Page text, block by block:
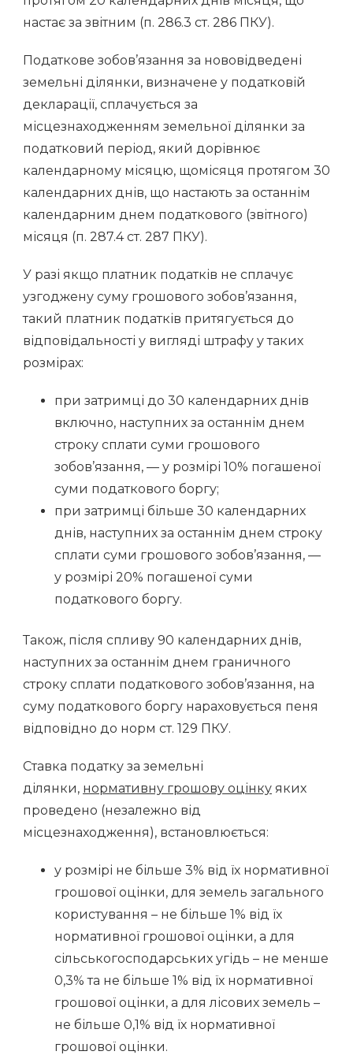
настає за звітним (п. 286.3 ст. 286 ПКУ).
Податкове зобов’язання за нововідведені
земельні ділянки, визначене у податковій
декларації, сплачується за
місцезнаходженням земельної ділянки за
податковий період, який дорівнює
календарному місяцю, щомісяця протягом 30
календарних днів, що настають за останнім
календарним днем податкового (звітного)
місяця (п. 287.4 ст. 287 ПКУ).
У разі якщо платник податків не сплачує
узгоджену суму грошового зобов’язання,
такий платник податків притягується до
відповідальності у вигляді штрафу у таких
розмірах:
при затримці до 30 календарних днів
включно, наступних за останнім днем
строку сплати суми грошового
зобов’язання, — у розмірі 10% погашеної
суми податкового боргу;
при затримці більше 30 календарних
днів, наступних за останнім днем строку
сплати суми грошового зобов’язання, —
у розмірі 20% погашеної суми
податкового боргу.
Також, після спливу 90 календарних днів,
наступних за останнім днем граничного
строку сплати податкового зобов’язання, на
суму податкового боргу нараховується пеня
відповідно до норм ст. 129 ПКУ.
Ставка податку за земельні
ділянки, нормативну грошову оцінку яких
проведено (незалежно від
місцезнаходження), встановлюється:
у розмірі не більше 3% від їх нормативної
грошової оцінки, для земель загального
користування – не більше 1% від їх
нормативної грошової оцінки, а для
сільськогосподарських угідь – не менше
0,3% та не більше 1% від їх нормативної
грошової оцінки, а для лісових земель –
не більше 0,1% від їх нормативної
грошової оцінки.